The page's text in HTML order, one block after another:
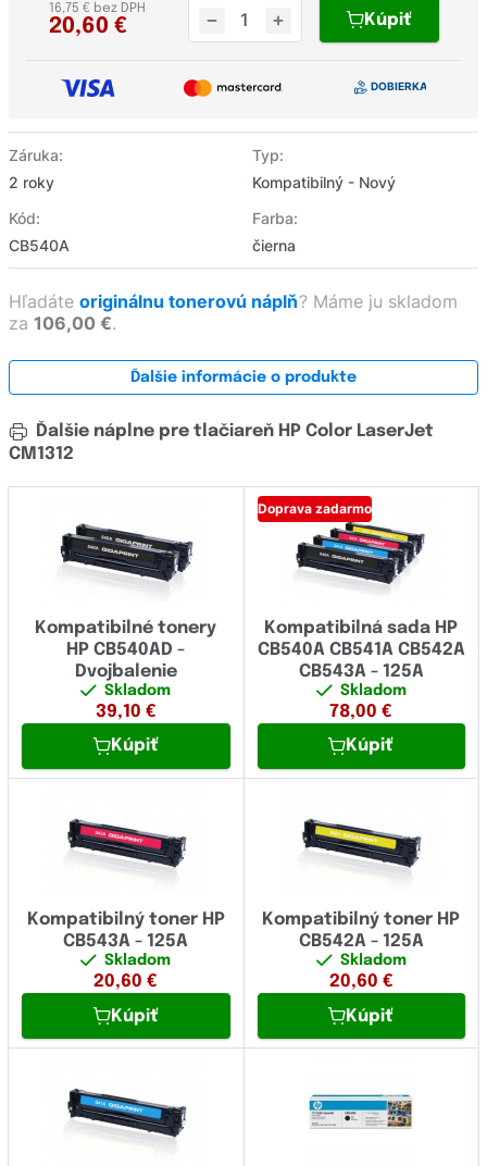
Záruka:
2 roky
Typ:
Kompatibilný - Nový
Kód:
CB540A
Farba:
čierna
20,60 €
16,75 € bez DPH
Kúpiť
Hľadáte originálnu tonerovú náplň? Máme ju skladom
za 106,00 €.
Ďalšie informácie o produkte
Ďalšie náplne pre tlačiareň HP Color LaserJet
CM1312
Kompatibilné tonery
HP CB540AD -
Dvojbalenie
Skladom
39,10 €
Kúpiť
Doprava zadarmo
Kompatibilná sada HP
CB540A CB541A CB542A
CB543A - 125A
Skladom
78,00 €
Kúpiť
Kompatibilný toner HP
CB543A - 125A
Skladom
20,60 €
Kúpiť
Kompatibilný toner HP
CB542A - 125A
Skladom
20,60 €
Kúpiť